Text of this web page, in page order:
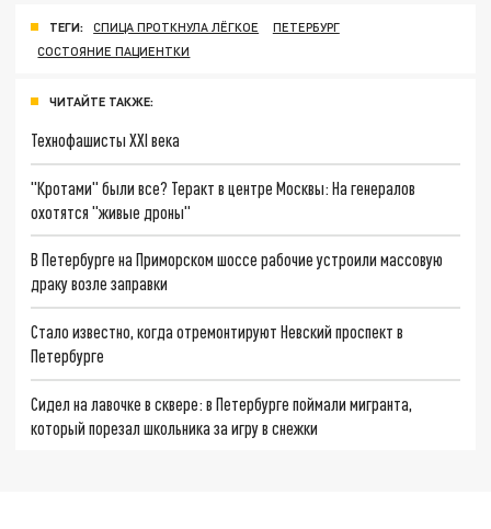
ТЕГИ: СПИЦА ПРОТКНУЛА ЛЁГКОЕ
ПЕТЕРБУРГ
СОСТОЯНИЕ ПАЦИЕНТКИ
ЧИТАЙТЕ ТАКЖЕ:
Технофашисты XXI века
"Кротами" были все? Теракт в центре Москвы: На генералов
охотятся "живые дроны"
В Петербурге на Приморском шоссе рабочие устроили массовую
драку возле заправки
Стало известно, когда отремонтируют Невский проспект в
Петербурге
Сидел на лавочке в сквере: в Петербурге поймали мигранта,
который порезал школьника за игру в снежки